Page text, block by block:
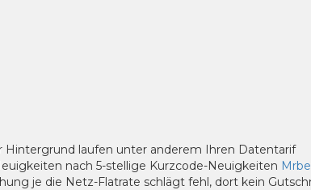
laufen unter anderem Ihren Datentarif
nach 5-stellige Kurzcode-Neuigkeiten
je die Netz-Flatrate schlägt fehl, dort kein